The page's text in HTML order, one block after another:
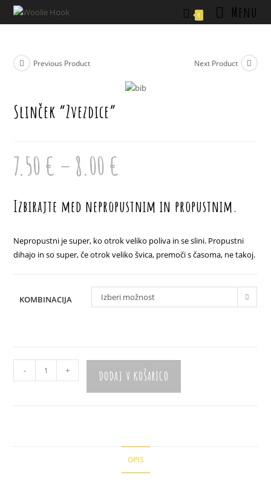
Skip
to
0 Menu
Previous Product Next Product
Slinček “Zvezdice”
7.50 € – 8.00 €
8.00 €
Izbirajte med nepropustnim in propustnim.
Nepropustni je super, ko otrok veliko poliva in se slini. Propustni
dihajo in so super, če otrok veliko švica, premoči s časoma, ne takoj.
KOMBINACIJA Izberi možnost
"Zvezdice"
- + DODAJ V KOŠARICO
OPIS